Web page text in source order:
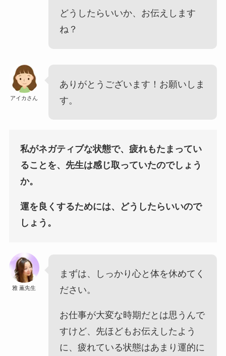
どうしたらいいか、お伝えします
ね？
アイカさん
ありがとうございます！お願いしま
す。
私がネガティブな状態で、疲れもたまってい
ることを、先生は感じ取っていたのでしょう
か。
運を良くするためには、どうしたらいいので
しょう。
雅 薫先生
まずは、しっかり心と体を休めてく
ださい。
お仕事が大変な時期だとは思うんで
すけど、先ほどもお伝えしたよう
に、疲れている状態はあまり運的に